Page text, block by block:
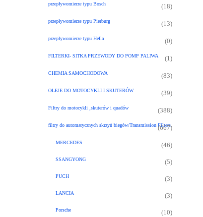
przepływomierze typu Bosch (18)
przepływomierze typu Pierburg (13)
przeplywomierze typu Hella (0)
FILTERKI- SITKA PRZEWODY DO POMP PALIWA (1)
CHEMIA SAMOCHODOWA (83)
OLEJE DO MOTOCYKLI I SKUTERÓW (39)
Filtry do motocykli ,skuterów i quadów (388)
filtry do automatycznych skrzyń biegów/Transmission Filters
(667)
MERCEDES (46)
SSANGYONG (5)
PUCH (3)
LANCIA (3)
Porsche (10)